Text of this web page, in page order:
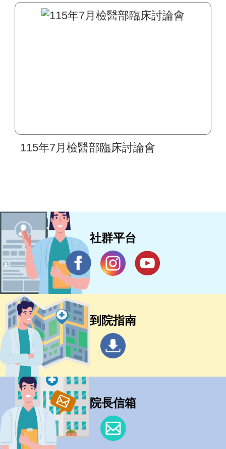
區間及檢驗作業皆無異動
115年7月檢醫部臨床討論會
社群平台
到院指南
院長信箱